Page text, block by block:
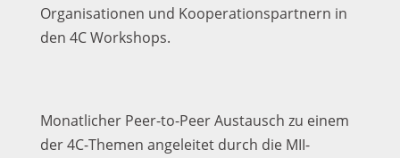
Organisationen und Kooperationspartnern in
den 4C Workshops.
Monatlicher Peer-to-Peer Austausch zu einem
der 4C-Themen angeleitet durch die MII-